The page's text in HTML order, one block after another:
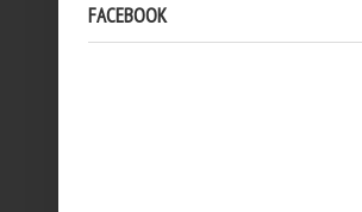
FACEBOOK